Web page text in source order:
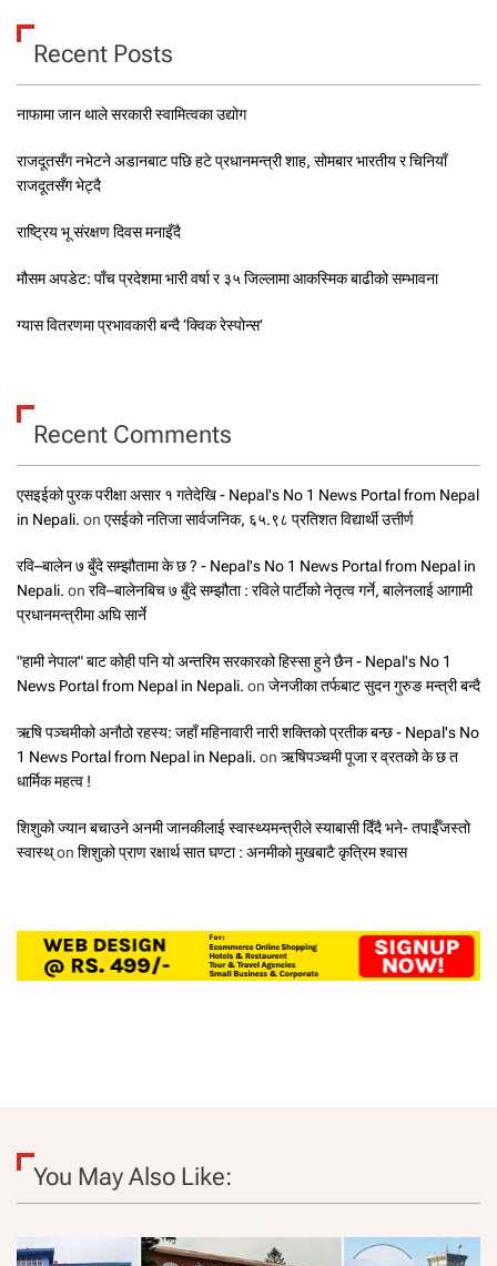
Recent Posts
नाफामा जान थाले सरकारी स्वामित्वका उद्योग
राजदूतसँग नभेटने अडानबाट पछि हटे प्रधानमन्त्री शाह, सोमबार भारतीय र चिनियाँ
राजदूतसँग भेट्दै
राष्ट्रिय भू संरक्षण दिवस मनाइँदै
मौसम अपडेट: पाँच प्रदेशमा भारी वर्षा र ३५ जिल्लामा आकस्मिक बाढीको सम्भावना
ग्यास वितरणमा प्रभावकारी बन्दै ‘क्विक रेस्पोन्स’
Recent Comments
एसइईको पुरक परीक्षा असार १ गतेदेखि - Nepal's No 1 News Portal from Nepal
in Nepali. on एसईको नतिजा सार्वजनिक, ६५.९८ प्रतिशत विद्यार्थी उत्तीर्ण
रवि–बालेन ७ बुँदे सम्झौतामा के छ ? - Nepal's No 1 News Portal from Nepal in
Nepali. on रवि–बालेनबिच ७ बुँदे सम्झौता : रविले पार्टीको नेतृत्व गर्ने, बालेनलाई आगामी
प्रधानमन्त्रीमा अघि सार्ने
"हामी नेपाल" बाट कोही पनि यो अन्तरिम सरकारको हिस्सा हुने छैन - Nepal's No 1
News Portal from Nepal in Nepali. on जेनजीका तर्फबाट सुदन गुरुङ मन्त्री बन्दै
ऋषि पञ्चमीको अनौठो रहस्य: जहाँ महिनावारी नारी शक्तिको प्रतीक बन्छ - Nepal's No
1 News Portal from Nepal in Nepali. on ऋषिपञ्चमी पूजा र व्रतको के छ त
धार्मिक महत्व !
शिशुको ज्यान बचाउने अनमी जानकीलाई स्वास्थ्यमन्त्रीले स्याबासी दिँदै भने- तपाईँजस्तो
स्वास्थ्on शिशुको प्राण रक्षार्थ सात घण्टा : अनमीको मुखबाटै कृत्रिम श्वास
You May Also Like: